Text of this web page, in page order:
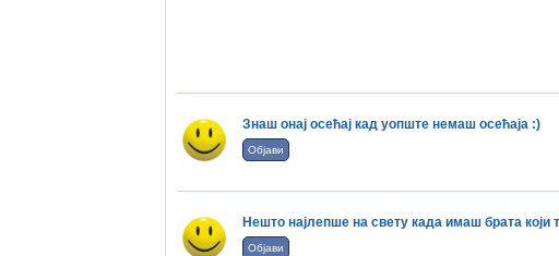
Знаш онај осећај кад уопште немаш осећаја :)
Објави
Нешто најлепше на свету када имаш брата који
Објави